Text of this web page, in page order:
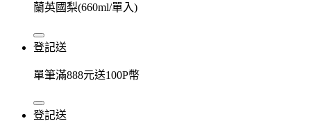
蘭英國梨(660ml/單入)
登記送
單筆滿888元送100P幣
登記送